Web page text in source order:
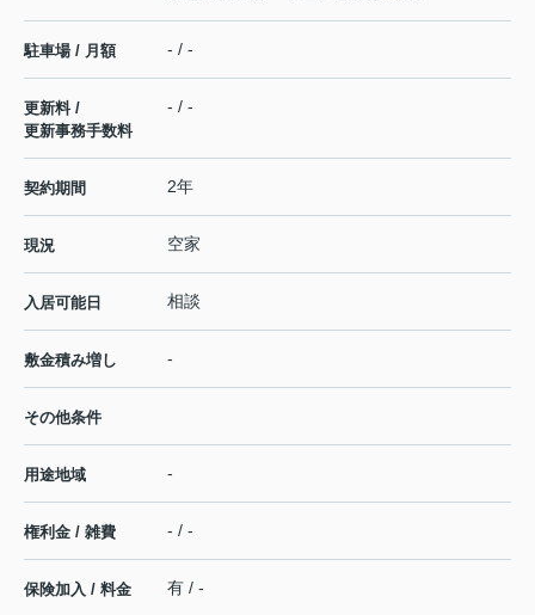
駐車場 / 月額 - / -
更新料 /
更新事務手数料
- / -
契約期間 2年
現況 空家
入居可能日 相談
敷金積み増し -
その他条件
用途地域 -
権利金 / 雑費 - / -
保険加入 / 料金 有 / -